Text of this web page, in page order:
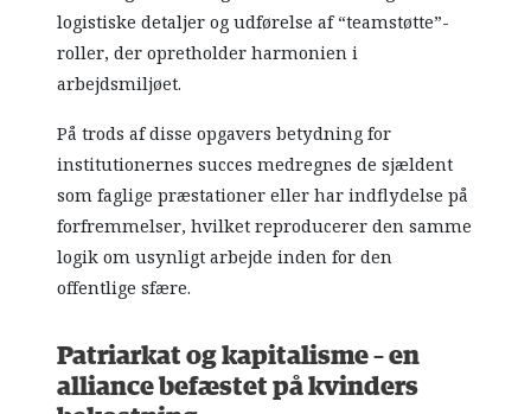
logistiske detaljer og udførelse af “teamstøtte”-
roller, der opretholder harmonien i
arbejdsmiljøet.
På trods af disse opgavers betydning for
institutionernes succes medregnes de sjældent
som faglige præstationer eller har indflydelse på
forfremmelser, hvilket reproducerer den samme
logik om usynligt arbejde inden for den
offentlige sfære.
Patriarkat og kapitalisme – en
alliance befæstet på kvinders